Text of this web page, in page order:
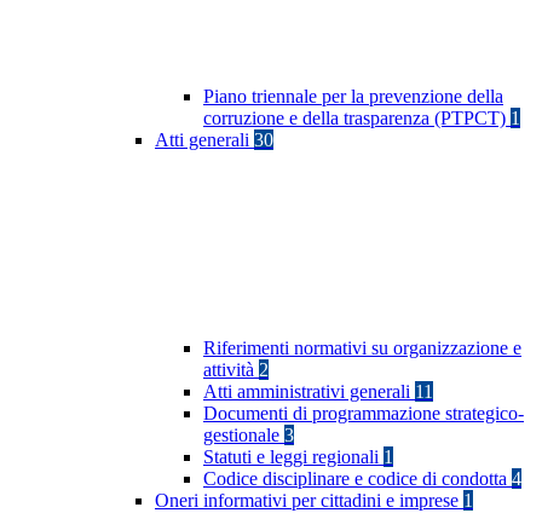
Piano triennale per la prevenzione della
corruzione e della trasparenza (PTPCT) 1
Atti generali 30
Riferimenti normativi su organizzazione e
attività 2
Atti amministrativi generali 11
Documenti di programmazione strategico-
gestionale 3
Statuti e leggi regionali 1
Codice disciplinare e codice di condotta 4
Oneri informativi per cittadini e imprese 1